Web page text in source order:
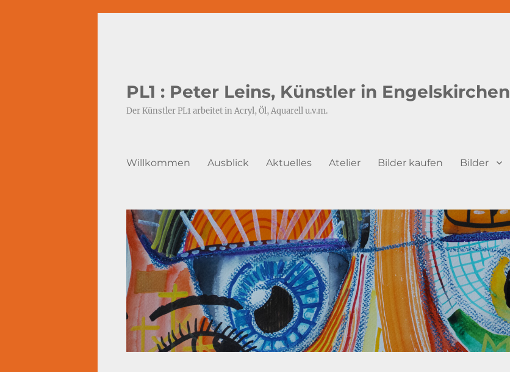
PL1 : Peter Leins, Künstler in Engelskirchen
Der Künstler PL1 arbeitet in Acryl, Öl, Aquarell u.v.m.
Willkommen Ausblick Aktuelles Atelier Bilder kaufen Bilder